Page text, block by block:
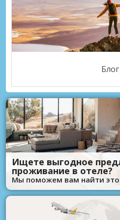
Блог
Ищете выгодное
проживание в отеле?
Мы поможем вам найти это